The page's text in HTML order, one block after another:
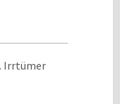
Irrtümer